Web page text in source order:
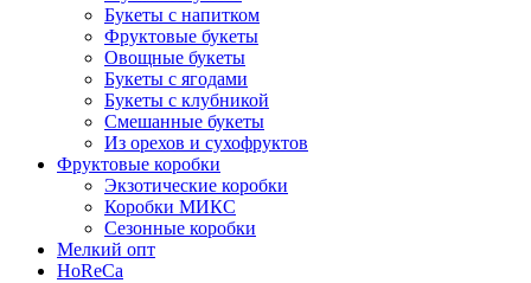
Букеты с напитком
Фруктовые букеты
Овощные букеты
Букеты с ягодами
Букеты с клубникой
Смешанные букеты
Из орехов и сухофруктов
Фруктовые коробки
Экзотические коробки
Коробки МИКС
Сезонные коробки
Мелкий опт
HoReCa